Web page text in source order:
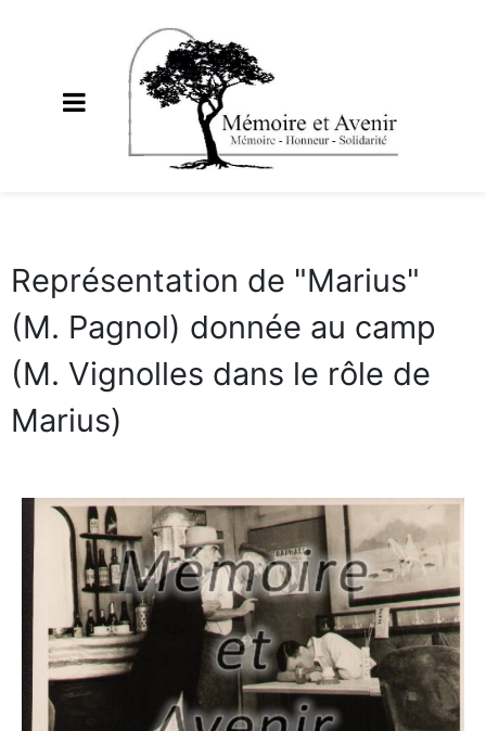
Représentation de "Marius"
(M. Pagnol) donnée au camp
(M. Vignolles dans le rôle de
Marius)